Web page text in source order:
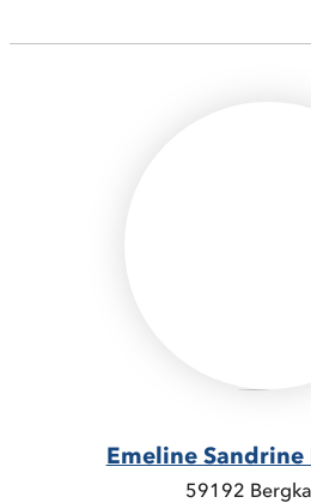
Emeline Sandrine
59192